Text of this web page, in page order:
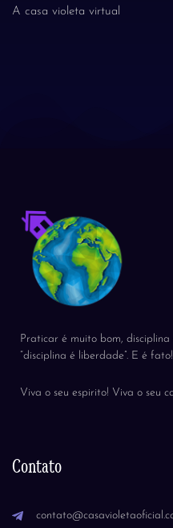
A casa violeta virtual
Praticar é muito bom,
“disciplina é liberdade”. E é fato!
Viva o seu espirito! Viva o seu
Contato